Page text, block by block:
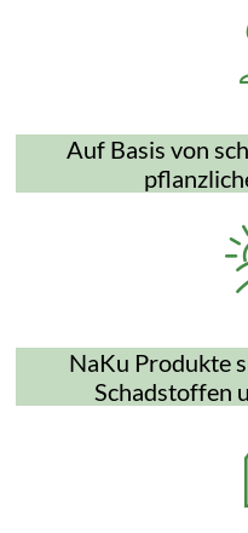
Auf Basis von
NaKu Produkte
Schadstoffen